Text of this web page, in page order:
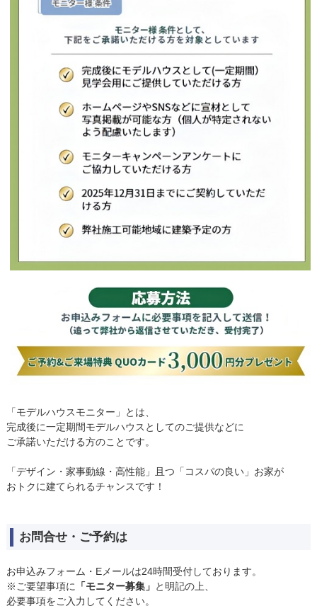
「モデルハウスモニター」とは、
完成後に一定期間モデルハウスとしてのご提供などに
ご承諾いただける方のことです。
「デザイン・家事動線・高性能」且つ「コスパの良い」お家が
おトクに建てられるチャンスです！
お問合せ・ご予約は
お申込みフォーム・Eメールは24時間受付しております。
※ご要望事項に 「モニター募集」 と明記の上、
必要事項をご入力してください。